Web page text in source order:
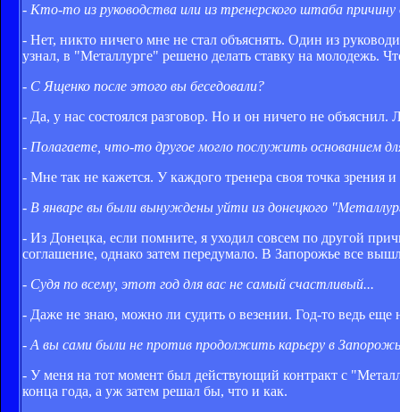
- Кто-то из руководства или из тренерского штаба причину
- Нет, никто ничего мне не стал объяснять. Один из
узнал, в "Металлурге" решено делать ставку на молодежь.
- С Ященко после этого вы беседовали?
- Да, у нас состоялся разговор. Но и он ничего не объяснил.
- Полагаете, что-то другое могло послужить основанием
- Мне так не кажется. У каждого тренера своя точка зрения
- В январе вы были вынуждены уйти из донецкого
- Из Донецка, если помните, я уходил совсем по другой
соглашение, однако затем передумало. В Запорожье все
- Судя по всему, этот год для вас не самый счастливый...
- Даже не знаю, можно ли судить о везении. Год-то ведь еще
- А вы сами были не против продолжить карьеру в
- У меня на тот момент был действующий контракт с
конца года, а уж затем решал бы, что и как.